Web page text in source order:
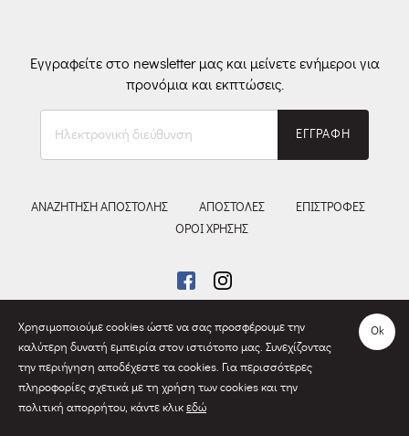
Εγγραφείτε στο newsletter μας και μείνετε ενήμεροι για
προνόμια και εκπτώσεις.
ΕΓΓΡΑΦΗ
ΑΝΑΖΗΤΗΣΗ ΑΠΟΣΤΟΛΗΣ ΑΠΟΣΤΟΛΕΣ
ΕΠΙΣΤΡΟΦΕΣ
ΟΡΟΙ ΧΡΗΣΗΣ
Χρησιμοποιούμε cookies ώστε να σας προσφέρουμε την
καλύτερη δυνατή εμπειρία στον ιστιότοπο μας. Συνεχίζοντας
την περιήγηση αποδέχεστε τα cookies. Για περισσότερες
πληροφορίες σχετικά με τη χρήση των cookies και την
πολιτική απορρήτου, κάντε κλικ εδώ
Ok